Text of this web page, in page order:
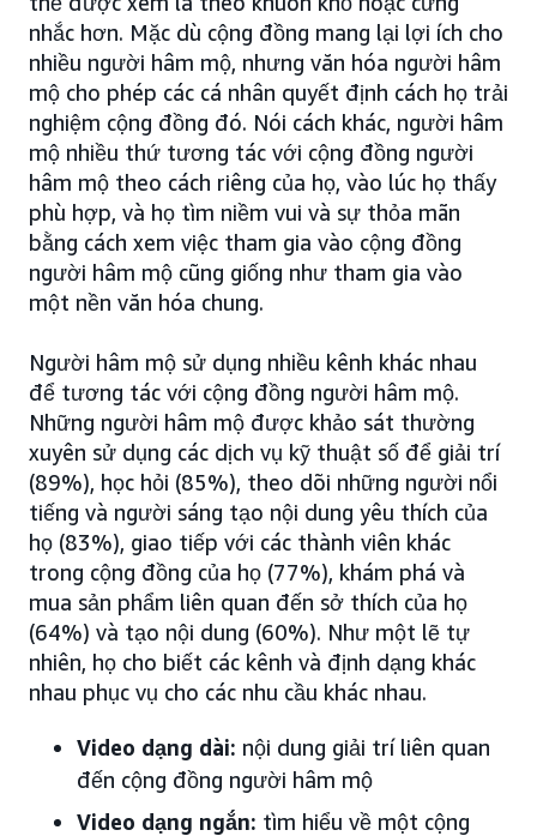
nhắc hơn. Mặc dù cộng đồng mang lại lợi ích cho
nhiều người hâm mộ, nhưng văn hóa người hâm
mộ cho phép các cá nhân quyết định cách họ trải
nghiệm cộng đồng đó. Nói cách khác, người hâm
mộ nhiều thứ tương tác với cộng đồng người
hâm mộ theo cách riêng của họ, vào lúc họ thấy
phù hợp, và họ tìm niềm vui và sự thỏa mãn
bằng cách xem việc tham gia vào cộng đồng
người hâm mộ cũng giống như tham gia vào
một nền văn hóa chung.
Người hâm mộ sử dụng nhiều kênh khác nhau
để tương tác với cộng đồng người hâm mộ.
Những người hâm mộ được khảo sát thường
xuyên sử dụng các dịch vụ kỹ thuật số để giải trí
(89%), học hỏi (85%), theo dõi những người nổi
tiếng và người sáng tạo nội dung yêu thích của
họ (83%), giao tiếp với các thành viên khác
trong cộng đồng của họ (77%), khám phá và
mua sản phẩm liên quan đến sở thích của họ
(64%) và tạo nội dung (60%). Như một lẽ tự
nhiên, họ cho biết các kênh và định dạng khác
nhau phục vụ cho các nhu cầu khác nhau.
Video dạng dài: nội dung giải trí liên quan
đến cộng đồng người hâm mộ
Video dạng ngắn: tìm hiểu về một cộng